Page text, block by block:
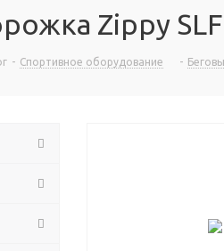
Zippy
- Спортивное оборудование -